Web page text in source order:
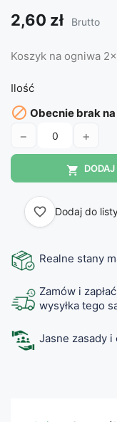
2,60 zł Brutto
Koszyk na ogniwa
Ilość
 Obecnie brak
− +

favorite_border Dodaj do
Realne stany
Zamów i
wysyłka tego
Jasne zasady i